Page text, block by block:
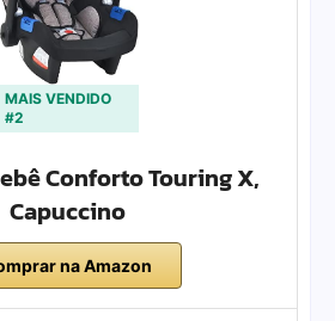
MAIS VENDIDO
#2
Conforto Touring X,
Capuccino
na Amazon